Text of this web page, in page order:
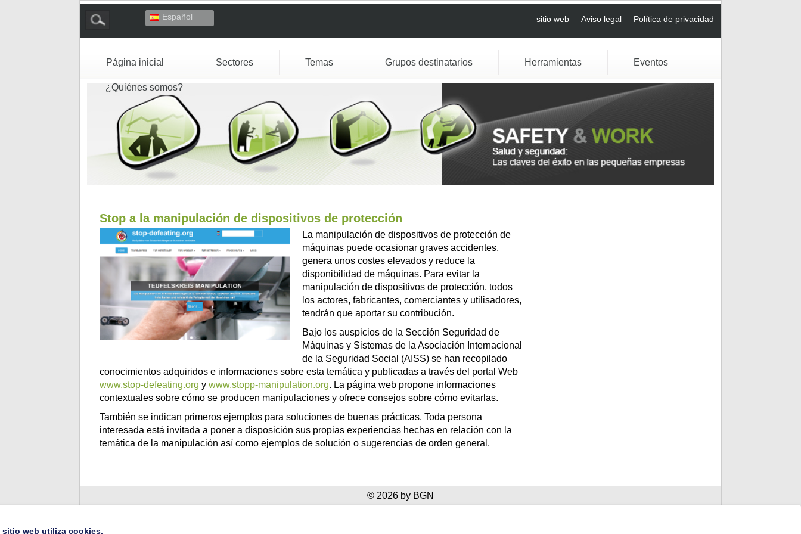
Español
Français
sitio web Aviso legal Política de privacidad
Página inicial Sectores Temas Grupos destinatarios Herramientas Eventos
¿Quiénes somos?
Stop a la manipulación de dispositivos de protección
La manipulación de dispositivos de protección de
máquinas puede ocasionar graves accidentes,
genera unos costes elevados y reduce la
disponibilidad de máquinas. Para evitar la
manipulación de dispositivos de protección, todos
los actores, fabricantes, comerciantes y utilisadores,
tendrán que aportar su contribución.
Bajo los auspicios de la Sección Seguridad de
Máquinas y Sistemas de la Asociación Internacional
de la Seguridad Social (AISS) se han recopilado
conocimientos adquiridos e informaciones sobre esta temática y publicadas a través del portal Web
www.stop-defeating.org y www.stopp-manipulation.org. La página web propone informaciones
contextuales sobre cómo se producen manipulaciones y ofrece consejos sobre cómo evitarlas.
También se indican primeros ejemplos para soluciones de buenas prácticas. Toda persona
interesada está invitada a poner a disposición sus propias experiencias hechas en relación con la
temática de la manipulación así como ejemplos de solución o sugerencias de orden general.
© 2026 by BGN
sitio web utiliza cookies.